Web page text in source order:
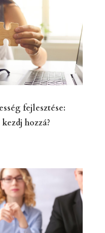
fejlesztése:
hozzá?